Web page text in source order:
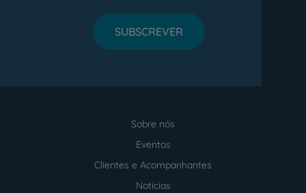
SUBSCREVER
Sobre nós
Eventos
Clientes e Acompanhantes
Notícias